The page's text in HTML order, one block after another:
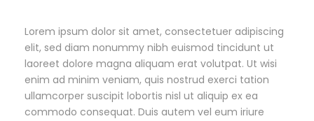
Lorem ipsum dolor sit amet, consectetuer adipiscing
elit, sed diam nonummy nibh euismod tincidunt ut
laoreet dolore magna aliquam erat volutpat. Ut wisi
enim ad minim veniam, quis nostrud exerci tation
ullamcorper suscipit lobortis nisl ut aliquip ex ea
commodo consequat. Duis autem vel eum iriure